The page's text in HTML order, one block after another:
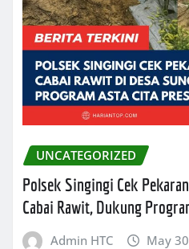
UNCATEGORIZED
Polsek Singingi Cek
Cabai Rawit, Dukung
Admin HTC May